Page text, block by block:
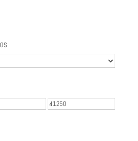
Precio